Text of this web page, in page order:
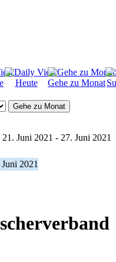
Heute Gehe zu Monat
Gehe zu Monat
21. Juni 2021 - 27. Juni 2021
2021